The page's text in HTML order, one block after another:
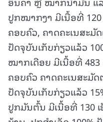
ປູກໝາກງາ ມີເນື້ອທີ່ 120
ຄອບຄົວ, ຄາດຄະເນສະມັ
ປັດຈຸບັນເກັບກ່ຽວແລ້ວ
ໝາກເດືອຍ ມີເນື້ອທີ່ 483
ຄອບຄົວ ຄາດຄະເນສະມັ
ປັດຈຸບັນເກັບກ່ຽວແລ້ວ
ປູກມັນຕົ້ນ ມີເນື້ອທີ່ 130